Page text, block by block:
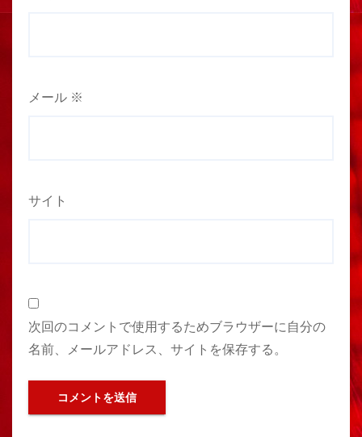
メール ※
サイト
次回のコメントで使用するためブラウザーに自分の
名前、メールアドレス、サイトを保存する。